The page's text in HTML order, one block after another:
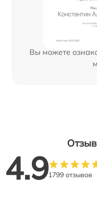
Вы можете
4.91799 отзывов